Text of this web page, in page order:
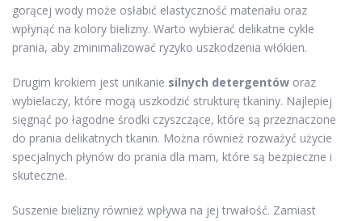
gorącej wody może osłabić elastyczność materiału oraz
wpłynąć na kolory bielizny. Warto wybierać delikatne cykle
prania, aby zminimalizować ryzyko uszkodzenia włókien.
Drugim krokiem jest unikanie silnych detergentów oraz
wybielaczy, które mogą uszkodzić strukturę tkaniny. Najlepiej
sięgnąć po łagodne środki czyszczące, które są przeznaczone
do prania delikatnych tkanin. Można również rozważyć użycie
specjalnych płynów do prania dla mam, które są bezpieczne i
skuteczne.
Suszenie bielizny również wpływa na jej trwałość. Zamiast